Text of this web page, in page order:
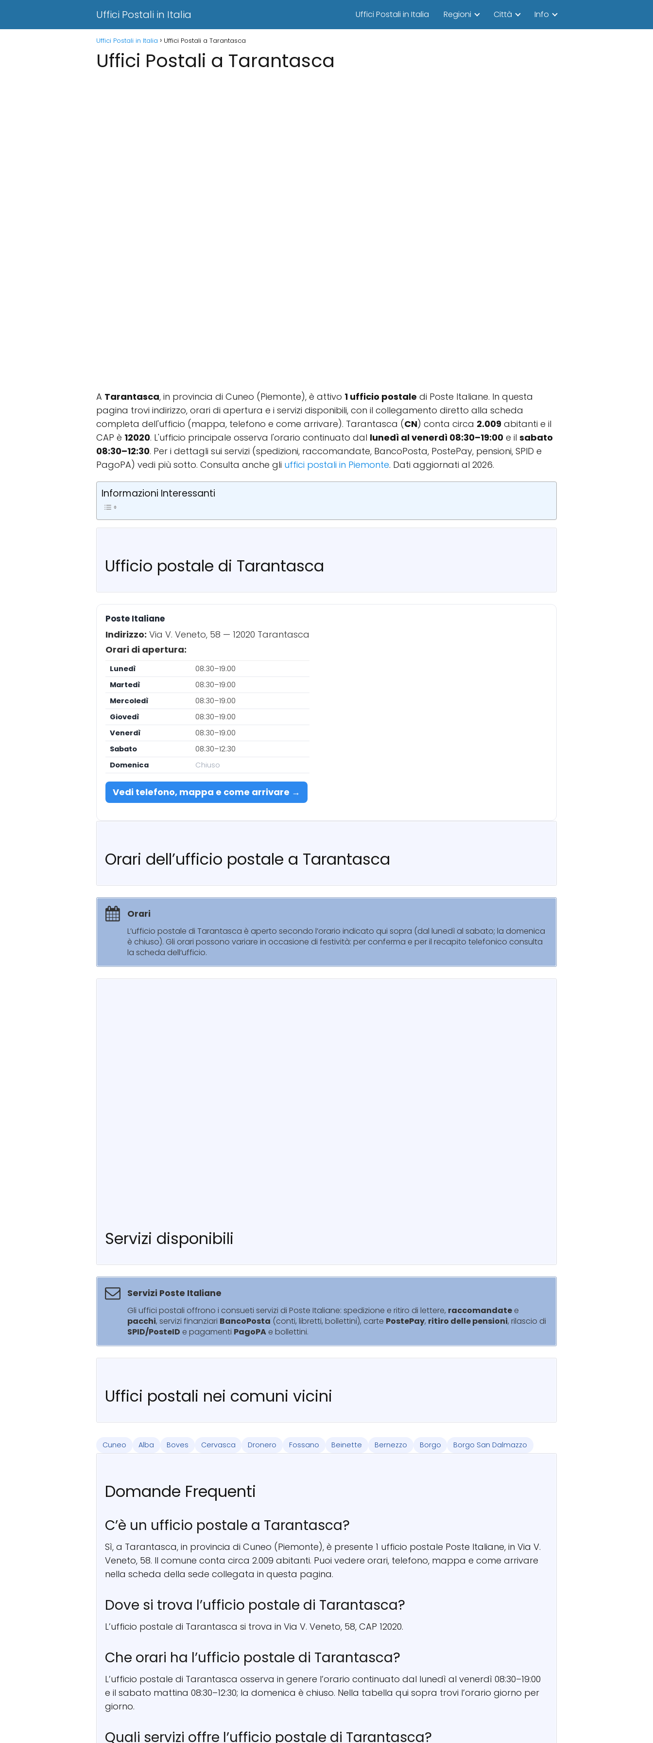
Uffici Postali in Italia Uffici Postali in Italia Regioni Città Info
Uffici Postali in Italia Uffici Postali a Tarantasca
Uffici Postali a Tarantasca
A Tarantasca, in provincia di Cuneo (Piemonte), è attivo 1 ufficio postale di Poste Italiane. In questa
pagina trovi indirizzo, orari di apertura e i servizi disponibili, con il collegamento diretto alla scheda
completa dell'ufficio (mappa, telefono e come arrivare). Tarantasca (CN) conta circa 2.009 abitanti e il
CAP è 12020. L'ufficio principale osserva l'orario continuato dal lunedì al venerdì 08:30–19:00 e il sabato
08:30–12:30. Per i dettagli sui servizi (spedizioni, raccomandate, BancoPosta, PostePay, pensioni, SPID e
PagoPA) vedi più sotto. Consulta anche gli uffici postali in Piemonte. Dati aggiornati al 2026.
Informazioni Interessanti
Ufficio postale di Tarantasca
Poste Italiane
Indirizzo: Via V. Veneto, 58 — 12020 Tarantasca
Orari di apertura:
Lunedì
08:30–19:00
Martedì
08:30–19:00
Mercoledì
08:30–19:00
Giovedì
08:30–19:00
Venerdì
08:30–19:00
Sabato
08:30–12:30
Domenica
Chiuso
Vedi telefono, mappa e come arrivare →
Orari dell’ufficio postale a Tarantasca
Orari
L’ufficio postale di Tarantasca è aperto secondo l’orario indicato qui sopra (dal lunedì al sabato; la domenica
è chiuso). Gli orari possono variare in occasione di festività: per conferma e per il recapito telefonico consulta
la scheda dell’ufficio.
Servizi disponibili
Servizi Poste Italiane
Gli uffici postali offrono i consueti servizi di Poste Italiane: spedizione e ritiro di lettere, raccomandate e
pacchi, servizi finanziari BancoPosta (conti, libretti, bollettini), carte PostePay, ritiro delle pensioni, rilascio di
SPID/PosteID e pagamenti PagoPA e bollettini.
Uffici postali nei comuni vicini
Cuneo Alba Boves Cervasca Dronero Fossano Beinette Bernezzo Borgo Borgo San Dalmazzo
Domande Frequenti
C’è un ufficio postale a Tarantasca?
Sì, a Tarantasca, in provincia di Cuneo (Piemonte), è presente 1 ufficio postale Poste Italiane, in Via V.
Veneto, 58. Il comune conta circa 2.009 abitanti. Puoi vedere orari, telefono, mappa e come arrivare
nella scheda della sede collegata in questa pagina.
Dove si trova l’ufficio postale di Tarantasca?
L’ufficio postale di Tarantasca si trova in Via V. Veneto, 58, CAP 12020.
Che orari ha l’ufficio postale di Tarantasca?
L’ufficio postale di Tarantasca osserva in genere l’orario continuato dal lunedì al venerdì 08:30–19:00
e il sabato mattina 08:30–12:30; la domenica è chiuso. Nella tabella qui sopra trovi l’orario giorno per
giorno.
Quali servizi offre l’ufficio postale di Tarantasca?